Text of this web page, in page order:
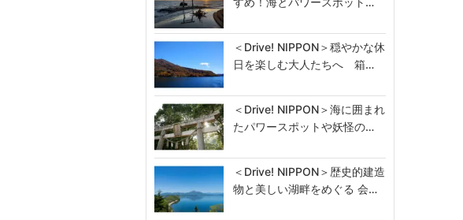
＜Drive! NIPPON＞穏やかな休
日を楽しむ大人たちへ 箱…
＜Drive! NIPPON＞海に囲まれ
たパワースポットや妖怪の…
＜Drive! NIPPON＞歴史的建造
物と美しい湖畔をめぐる 会…